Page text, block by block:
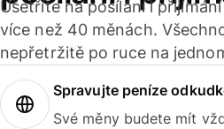
Ušetříte na posílání i
více než 40 měnách.
nepřetržitě po ruce na
Spravujte peníze
Své měny budete mít